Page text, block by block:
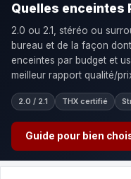
Quelles enceintes
2.0 ou 2.1, stéréo ou
bureau et de la façon
enceintes par budget et
meilleur rapport qualité/
2.0 / 2.1 THX certifié
Guide pour bien